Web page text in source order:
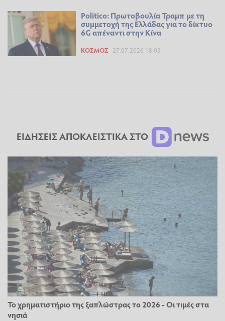
Politico: Πρωτοβουλία Τραμπ με τη
συμμετοχή της Ελλάδας για το δίκτυο
6G απέναντι στην Κίνα
ΚΌΣΜΟΣ 27.07.2026 18:03
ΕΙΔΗΣΕΙΣ ΑΠΟΚΛΕΙΣΤΙΚΑ ΣΤΟ
Το χρηματιστήριο της ξαπλώστρας το 2026 - Οι τιμές στα
νησιά